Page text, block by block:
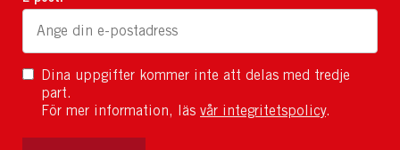
Dina uppgifter kommer inte att delas med tredje
part.
För mer information, läs vår integritetspolicy.